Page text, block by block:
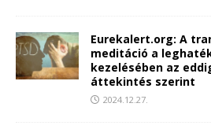
Eurekalert.org: A
meditáció a
kezelésében az
áttekintés szerint
2024.12.27.